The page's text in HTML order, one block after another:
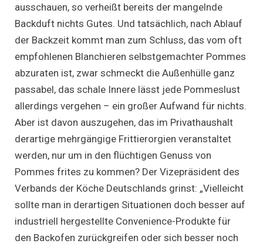
ausschauen, so verheißt bereits der mangelnde
Backduft nichts Gutes. Und tatsächlich, nach Ablauf
der Backzeit kommt man zum Schluss, das vom oft
empfohlenen Blanchieren selbstgemachter Pommes
abzuraten ist, zwar schmeckt die Außenhülle ganz
passabel, das schale Innere lässt jede Pommeslust
allerdings vergehen – ein großer Aufwand für nichts.
Aber ist davon auszugehen, das im Privathaushalt
derartige mehrgängige Frittierorgien veranstaltet
werden, nur um in den flüchtigen Genuss von
Pommes frites zu kommen? Der Vizepräsident des
Verbands der Köche Deutschlands grinst: „Vielleicht
sollte man in derartigen Situationen doch besser auf
industriell hergestellte Convenience-Produkte für
den Backofen zurückgreifen oder sich besser noch